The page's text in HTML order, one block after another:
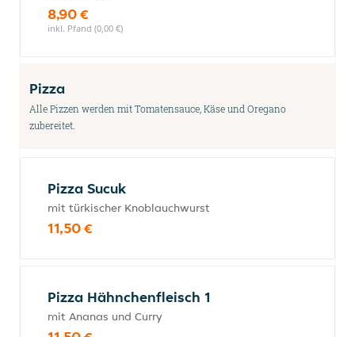
8,90 €
inkl. Pfand (0,00 €)
Pizza
Alle Pizzen werden mit Tomatensauce, Käse und Oregano
zubereitet.
Pizza Sucuk
mit türkischer Knoblauchwurst
11,50 €
Pizza Hähnchenfleisch 1
mit Ananas und Curry